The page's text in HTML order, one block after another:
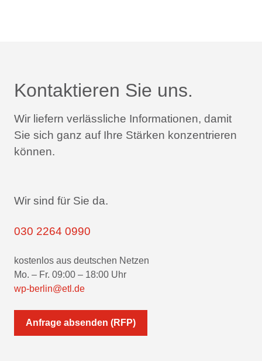
Kontaktieren Sie uns.
Wir liefern verlässliche Informationen, damit
Sie sich ganz auf Ihre Stärken konzentrieren
können.
Wir sind für Sie da.
030 2264 0990
kostenlos aus deutschen Netzen
Mo. – Fr. 09:00 – 18:00 Uhr
wp-berlin@etl.de
Anfrage absenden (RFP)